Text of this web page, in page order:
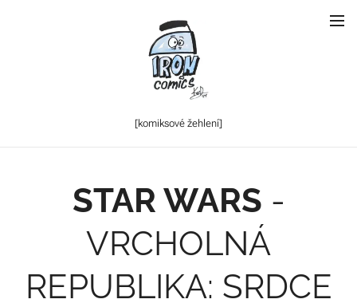
[komiksové žehlení]
STAR WARS -
VRCHOLNÁ
REPUBLIKA: SRDCE